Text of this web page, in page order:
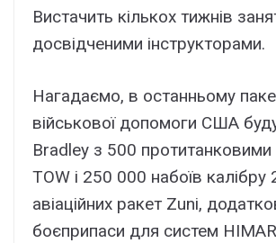
Вистачить кількох тижнів
досвідченими інструкторами.
Нагадаємо, в останньому
військової допомоги США
Bradley з 500
TOW і 250 000 набоїв
авіаційних ракет Zuni,
боєприпаси для систем